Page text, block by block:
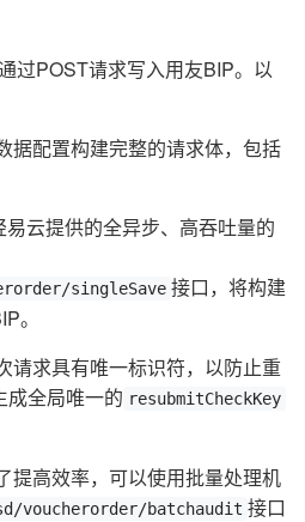
过POST请求写入用友BIP。以
据配置构建完整的请求体，包括
易云提供的全异步、高吞吐量的
singleSave 接口，将构建
。
请求具有唯一标识符，以防止重
成全局唯一的 resubmitCheckKey
提高效率，可以使用批量处理机
voucherorder/batchaudit 接口